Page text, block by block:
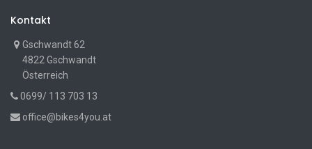
Kontakt
Gschwandt 62
4822 Gschwandt
Österreich
0699/ 113 703 13
office@bikes4you.at